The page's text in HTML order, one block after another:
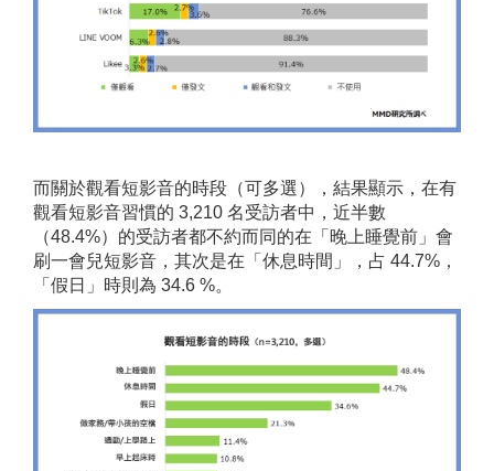
而關於觀看短影音的時段（可多選），結果顯示，在有
觀看短影音習慣的 3,210 名受訪者中，近半數
（48.4%）的受訪者都不約而同的在「晚上睡覺前」會
刷一會兒短影音，其次是在「休息時間」，占 44.7%，
「假日」時則為 34.6 %。